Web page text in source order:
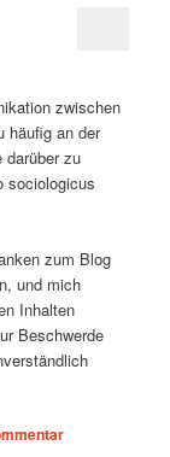
zwischen
häufig an der
zu
sociologicus
zum Blog
und mich
Inhalten
Beschwerde